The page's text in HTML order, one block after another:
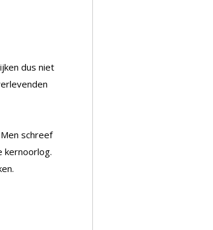
dus niet
schreef
kernoorlog.